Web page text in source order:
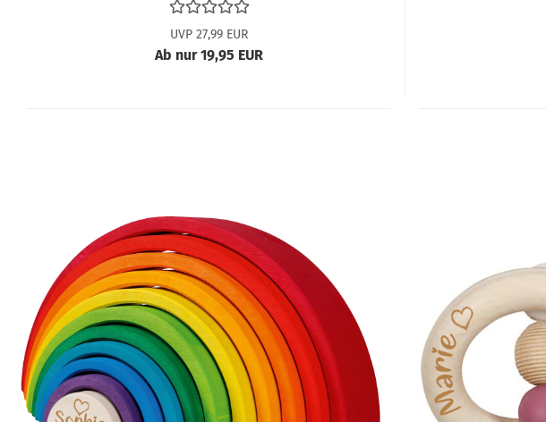
UVP 27,99 EUR
Ab nur 19,95 EUR